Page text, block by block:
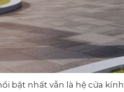
bật nhất vẫn là hệ cửa